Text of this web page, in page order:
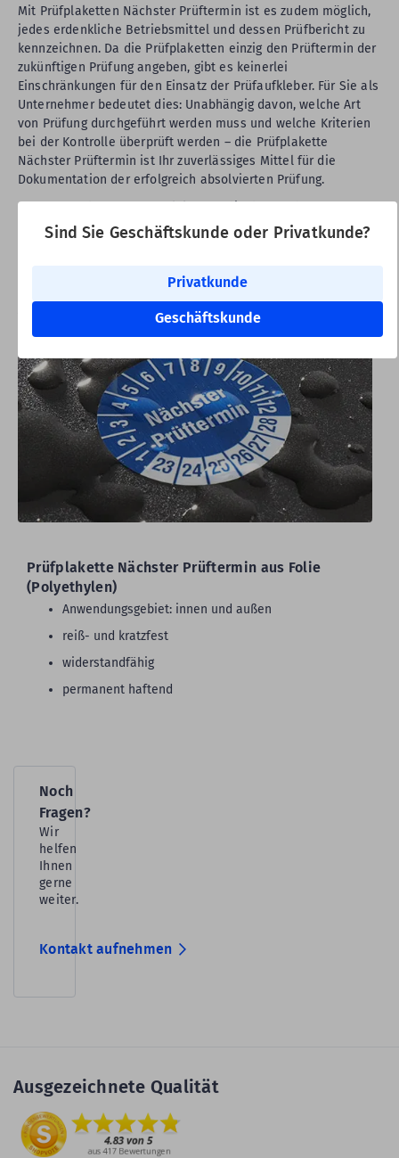
Sind Sie Geschäftskunde oder Privatkunde?
Privatkunde
Geschäftskunde
Mit Prüfplaketten Nächster Prüftermin ist es zudem möglich,
jedes erdenkliche Betriebsmittel und dessen Prüfbericht zu
kennzeichnen. Da die Prüfplaketten einzig den Prüftermin der
zukünftigen Prüfung angeben, gibt es keinerlei
Einschränkungen für den Einsatz der Prüfaufkleber. Für Sie als
Unternehmer bedeutet dies: Unabhängig davon, welche Art
von Prüfung durchgeführt werden muss und welche Kriterien
bei der Kontrolle überprüft werden – die Prüfplakette
Nächster Prüftermin ist Ihr zuverlässiges Mittel für die
Dokumentation der erfolgreich absolvierten Prüfung.
Der Verwendung von Prüfplaketten, die den nächsten
Prüftermin anzeigen sind also keine Grenzen gesetzt!
Labelident Materialien für Prüfplaketten mit
Aufdruck "Nächster Prüftermin"
Prüfplakette Nächster Prüftermin aus Folie
(Polyethylen)
Anwendungsgebiet: innen und außen
reiß- und kratzfest
widerstandfähig
permanent haftend
Noch
Fragen?
Wir
helfen
Ihnen
gerne
weiter.
Kontakt aufnehmen
Ausgezeichnete Qualität